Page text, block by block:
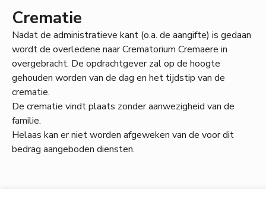
Crematie
Nadat de administratieve kant (o.a. de aangifte) is gedaan
wordt de overledene naar Crematorium Cremaere in
overgebracht. De opdrachtgever zal op de hoogte
gehouden worden van de dag en het tijdstip van de
crematie.
De crematie vindt plaats zonder aanwezigheid van de
familie.
Helaas kan er niet worden afgeweken van de voor dit
bedrag aangeboden diensten.